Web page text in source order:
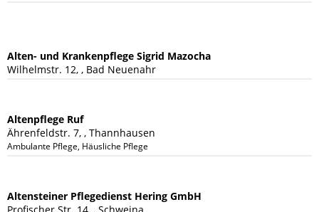
Alten- und Krankenpflege Sigrid Mazocha
Wilhelmstr. 12, , Bad Neuenahr
Altenpflege Ruf
Ährenfeldstr. 7, , Thannhausen
Ambulante Pflege, Häusliche Pflege
Altensteiner Pflegedienst Hering GmbH